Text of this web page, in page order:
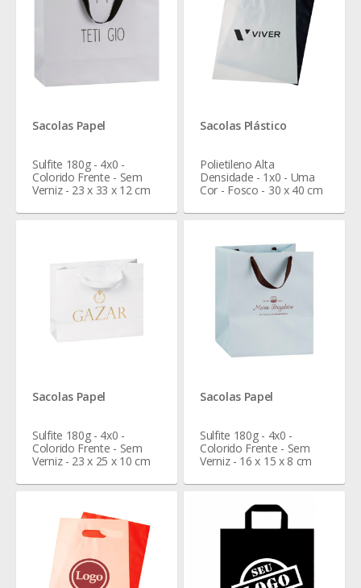
Sacolas Papel
Sulfite 180g - 4x0 -
Colorido Frente - Sem
Verniz - 23 x 33 x 12 cm
Sacolas Plástico
Polietileno Alta
Densidade - 1x0 - Uma
Cor - Fosco - 30 x 40 cm
Sacolas Papel
Sulfite 180g - 4x0 -
Colorido Frente - Sem
Verniz - 23 x 25 x 10 cm
Sacolas Papel
Sulfite 180g - 4x0 -
Colorido Frente - Sem
Verniz - 16 x 15 x 8 cm